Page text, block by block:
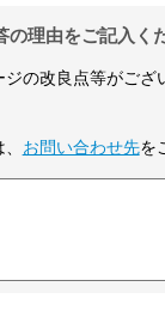
の理由をご記入く
の改良点等がござ
お問い合わせ先を